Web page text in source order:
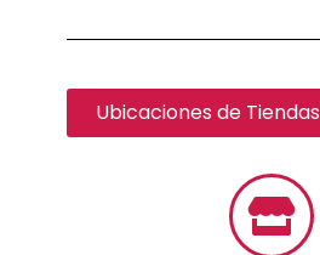
Ubicaciones de Tiendas